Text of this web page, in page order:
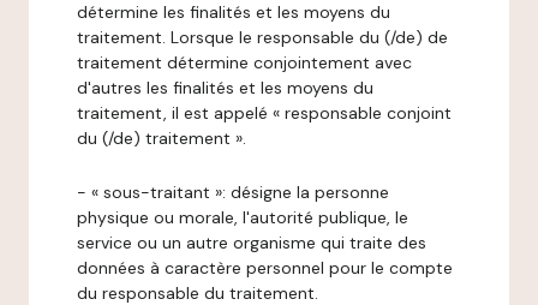
détermine les finalités et les moyens du
traitement. Lorsque le responsable du (/de) de
traitement détermine conjointement avec
d'autres les finalités et les moyens du
traitement, il est appelé « responsable conjoint
du (/de) traitement ».
- « sous-traitant »: désigne la personne
physique ou morale, l'autorité publique, le
service ou un autre organisme qui traite des
données à caractère personnel pour le compte
du responsable du traitement.